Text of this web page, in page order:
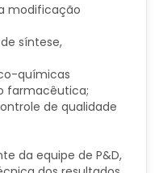
modificação
síntese,
químicas
farmacêutica;
de qualidade
da equipe de P&D,